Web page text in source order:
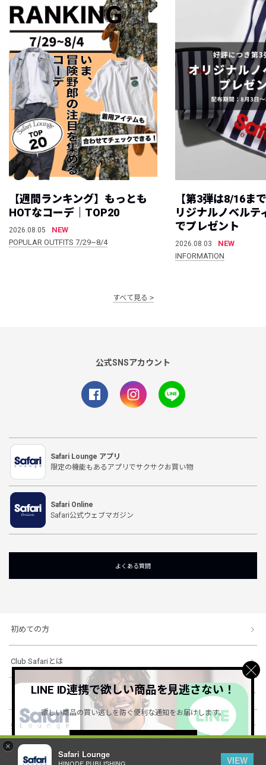
×
Safari Lounge
VIEW
【週間ランキング】もっとも
HOTなコーデ｜TOP20
2026.08.05
NEW
POPULAR OUTFITS 7/29~8/4
【第3弾は8/16ま
リジナルノベルテ
でプレゼント
2026.08.03
NEW
INFORMATION
すべて見る
公式SNSアカウント
Safari Lounge アプリ
限定の機能もあるアプリでサクサクお買い物
Safari Online
Safari公式ウェブマガジン
よくある質問
初めての方
Club Safariとは
ショッピングガイド
会社概要・規約
LINE ID連携で欲しい商品を見逃さない！
欲しい商品の買い逃しを防ぐ便利な通知をお届けします。
詳しくはこちら ＞